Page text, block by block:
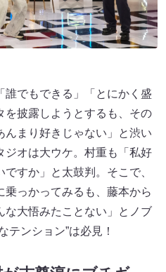
でもできる」「とにかく盛
を披露しようとするも、その
んまり好きじゃない」と渋い
ジオは大ウケ。村重も「私好
すか」と太鼓判。そこで、
っかってみるも、藤本から
な大悟みたことない」とノブ
テンション”は必見！